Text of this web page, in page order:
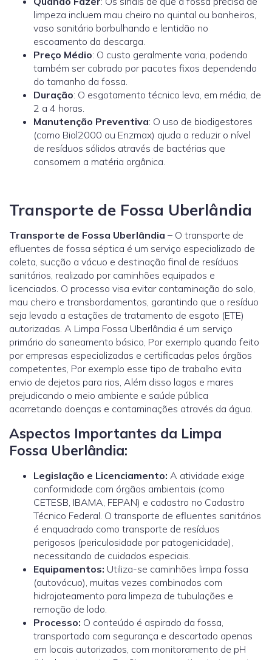
limpeza incluem mau cheiro no quintal ou banheiros,
vaso sanitário borbulhando e lentidão no
escoamento da descarga.
Preço Médio: O custo geralmente varia, podendo
também ser cobrado por pacotes fixos dependendo
do tamanho da fossa.
Duração: O esgotamento técnico leva, em média, de
2 a 4 horas.
Manutenção Preventiva: O uso de biodigestores
(como Biol2000 ou Enzmax) ajuda a reduzir o nível
de resíduos sólidos através de bactérias que
consomem a matéria orgânica.
Transporte de Fossa Uberlândia
Transporte de Fossa Uberlândia – O transporte de
efluentes de fossa séptica é um serviço especializado de
coleta, sucção a vácuo e destinação final de resíduos
sanitários, realizado por caminhões equipados e
licenciados. O processo visa evitar contaminação do solo,
mau cheiro e transbordamentos, garantindo que o resíduo
seja levado a estações de tratamento de esgoto (ETE)
autorizadas. A Limpa Fossa Uberlândia é um serviço
primário do saneamento básico, Por exemplo quando feito
por empresas especializadas e certificadas pelos órgãos
competentes, Por exemplo esse tipo de trabalho evita
envio de dejetos para rios, Além disso lagos e mares
prejudicando o meio ambiente e saúde pública
acarretando doenças e contaminações através da água.
Aspectos Importantes da Limpa
Fossa Uberlândia:
Legislação e Licenciamento: A atividade exige
conformidade com órgãos ambientais (como
CETESB, IBAMA, FEPAN) e cadastro no Cadastro
Técnico Federal. O transporte de efluentes sanitários
é enquadrado como transporte de resíduos
perigosos (periculosidade por patogenicidade),
necessitando de cuidados especiais.
Equipamentos: Utiliza-se caminhões limpa fossa
(autovácuo), muitas vezes combinados com
hidrojateamento para limpeza de tubulações e
remoção de lodo.
Processo: O conteúdo é aspirado da fossa,
transportado com segurança e descartado apenas
em locais autorizados, com monitoramento de pH